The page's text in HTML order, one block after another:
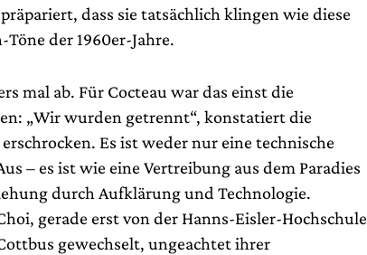
dass sie tatsächlich klingen wie diese
der 1960er-Jahre.
mal ab. Für Cocteau war das einst die
„Wir wurden getrennt“, konstatiert die
Es ist weder nur eine technische
– es ist wie eine Vertreibung aus dem Paradies
durch Aufklärung und Technologie.
gerade erst von der Hanns-Eisler-Hochschule
gewechselt, ungeachtet ihrer